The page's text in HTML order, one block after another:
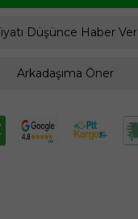
Düşünce Haber Ver
Arkadaşıma Öner